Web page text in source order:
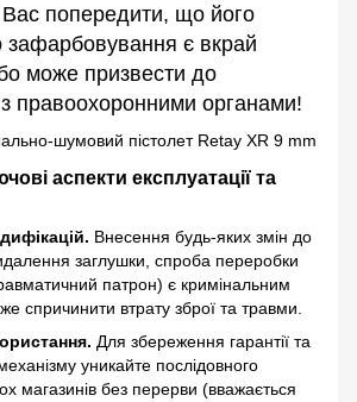
попередити, що його
є вкрай
може призвести до
з правоохоронними органами!
аспекти експлуатації та
Внесення будь-яких змін до
заглушки, спроба переробки
патрон) є кримінальним
спричинити втрату зброї та травми.
Для збереження гарантії та
уникайте послідовного
магазинів без перерви (вважається